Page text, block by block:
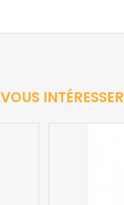
VOUS INTÉRESSER